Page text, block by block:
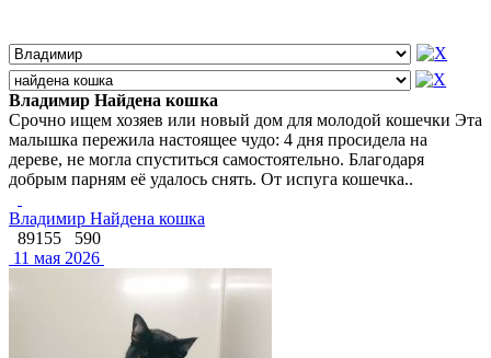
Владимир Найдена кошка
Срочно ищем хозяев или новый дом для молодой кошечки Эта
малышка пережила настоящее чудо: 4 дня просидела на
дереве, не могла спуститься самостоятельно. Благодаря
добрым парням её удалось снять. От испуга кошечка..
Владимир Найдена кошка
89155
590
11 мая 2026